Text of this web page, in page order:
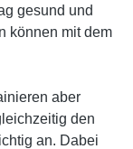
gesund und
können mit dem
aber
den
an. Dabei